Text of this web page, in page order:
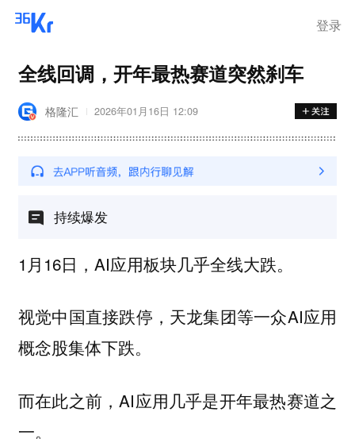
登录
全线回调，开年最热赛道突然刹车
格隆汇 2026年01月16日 12:09
持续爆发
1月16日，AI应用板块几乎全线大跌。
视觉中国直接跌停，天龙集团等一众AI应用
概念股集体下跌。
而在此之前，AI应用几乎是开年最热赛道之
一。